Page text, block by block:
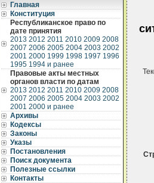
Главная
Конституция
Республиканское право по
дате принятия
2013 2012 2011 2010 2009 2008
2007 2006 2005 2004 2003 2002
2001 2000 1999 1998 1997 1996
1995 1994 и ранее
Правовые акты местных
органов власти по датам
2013 2012 2011 2010 2009 2008
2007 2006 2005 2004 2003 2002
2001 2000 и ранее
Архивы
Кодексы
Законы
Указы
Постановления
Поиск документа
Полезные ссылки
Контакты